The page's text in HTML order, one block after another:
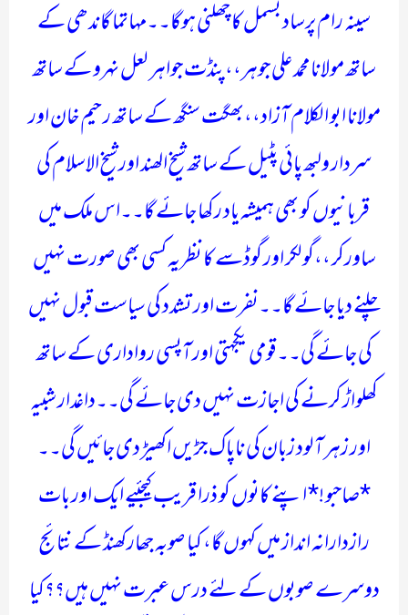
سینہ رام پرساد بسمل کا چھلنی ہوگا۔۔مہاتما گاندھی کے
ساتھ مولانا محمد علی جوہر،،پنڈت جواہر لعل نہرو کے ساتھ
مولانا ابو الکلام آزاد،،بھگت سنگھ کے ساتھ رحیم خان اور
سردار ولبھ پائی پٹیل کے ساتھ شیخ الھند اور شیخ الاسلام کی
قربانیوں کو بھی ہمیشہ یاد رکھا جائے گا۔۔اس ملک میں
ساورکر ،،گولکر اور گوڈسے کا نظریہ کسی بھی صورت نہیں
چلنے دیا جائے گا۔۔نفرت اور تشدد کی سیاست قبول نہیں
کی جائے گی۔۔قومی یکجہتی اور آپسی رواداری کے ساتھ
کھلواڑ کرنے کی اجازت نہیں دی جائے گی۔۔داغدار شبیہ
اور زہر آلود زبان کی ناپاک جڑیں اکھیڑ دی جائیں گی۔۔
*صاحبو !* اپنے کانوں کو ذرا قریب کیجئیے ایک اور بات
رازدارانہ انداز میں کہوں گا، کیا صوبہ جھارکھنڈ کے نتائج
دوسرے صوبوں کے لئے درس عبرت نہیں ہیں؟؟کیا